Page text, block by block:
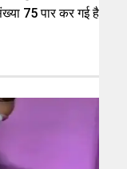
75 पार कर गई है